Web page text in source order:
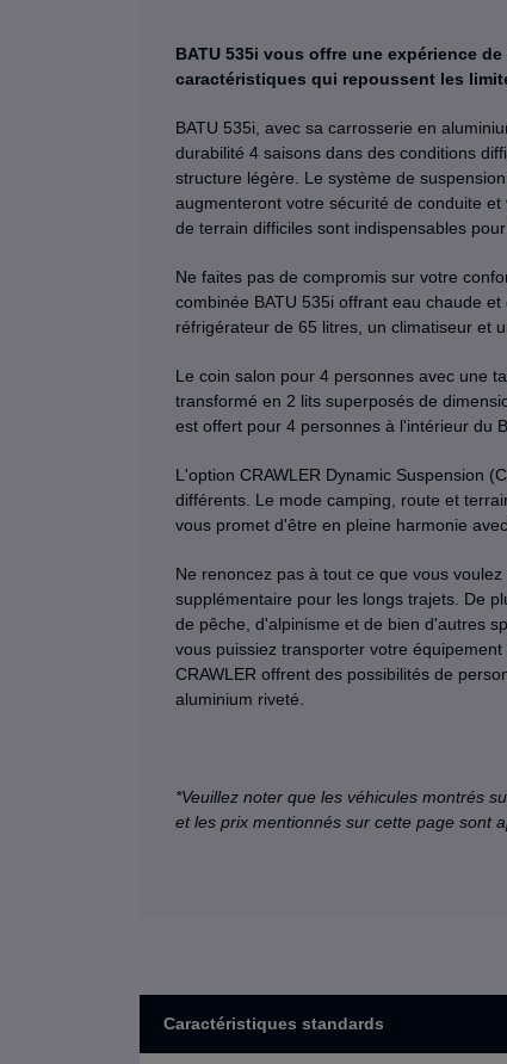
BATU 535i vous offre une expérience
caractéristiques qui repoussent les
BATU 535i, avec sa carrosserie en
durabilité 4 saisons dans des conditions
structure légère. Le système de
augmenteront votre sécurité de conduite
de terrain difficiles sont indispensables
Ne faites pas de compromis sur votre
combinée BATU 535i offrant eau chaude
réfrigérateur de 65 litres, un climatiseur et
Le coin salon pour 4 personnes avec une
transformé en 2 lits superposés de
est offert pour 4 personnes à l'intérieur du
L'option CRAWLER Dynamic Suspension
différents. Le mode camping, route et
vous promet d'être en pleine harmonie
Ne renoncez pas à tout ce que vous
supplémentaire pour les longs trajets. De
de pêche, d'alpinisme et de bien d'autres
vous puissiez transporter votre
CRAWLER offrent des possibilités de
aluminium riveté.
*Veuillez noter que les véhicules montrés
et les prix mentionnés sur cette page sont
Caractéristiques standards